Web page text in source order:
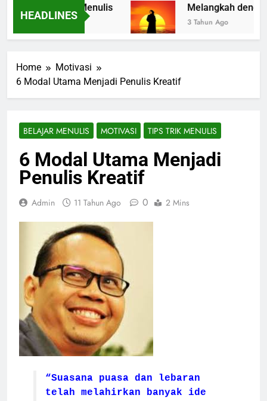
HEADLINES
dalam Seni Menulis Melangkah dengan
3 Tahun Ago
Home
Motivasi
6 Modal Utama Menjadi Penulis Kreatif
BELAJAR MENULIS MOTIVASI TIPS TRIK MENULIS
6 Modal Utama Menjadi
Penulis Kreatif
Admin 11 Tahun Ago 0 2 Mins
“Suasana puasa dan lebaran
telah melahirkan banyak ide